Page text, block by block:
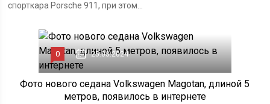
спорткара Porsche 911, при этом...
0 25.03.2024
Фото нового седана Volkswagen Magotan, длиной 5
метров, появилось в интернете